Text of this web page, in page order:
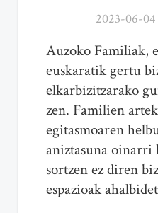
2023-06-04
Auzoko Familiak,
euskaratik gertu
elkarbizitzarako
zen. Familien
egitasmoaren
aniztasuna oinarri
sortzen ez diren
espazioak